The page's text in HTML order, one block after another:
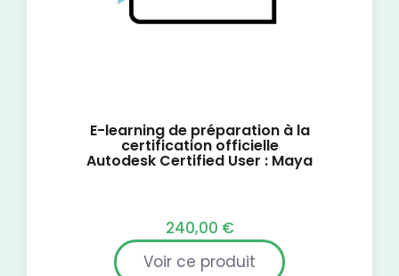
E-learning de préparation à la
certification officielle
Autodesk Certified User : Maya
240,00 €
Voir ce produit